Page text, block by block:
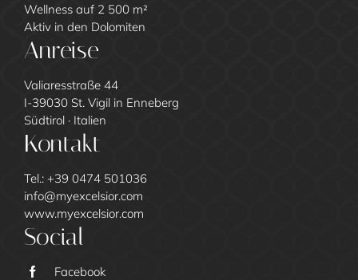
Wellness auf 2 500 m²
Aktiv in den Dolomiten
Anreise
Valiaresstraße 44
I-39030 St. Vigil in Enneberg
Südtirol · Italien
Kontakt
Tel.: +39 0474 501036
info@myexcelsior.com
www.myexcelsior.com
Social
Facebook